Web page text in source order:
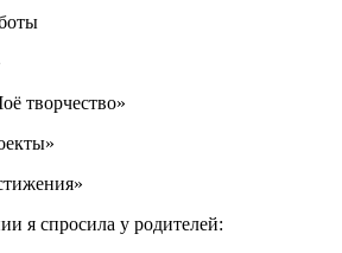
творчество»
я спросила у родителей: